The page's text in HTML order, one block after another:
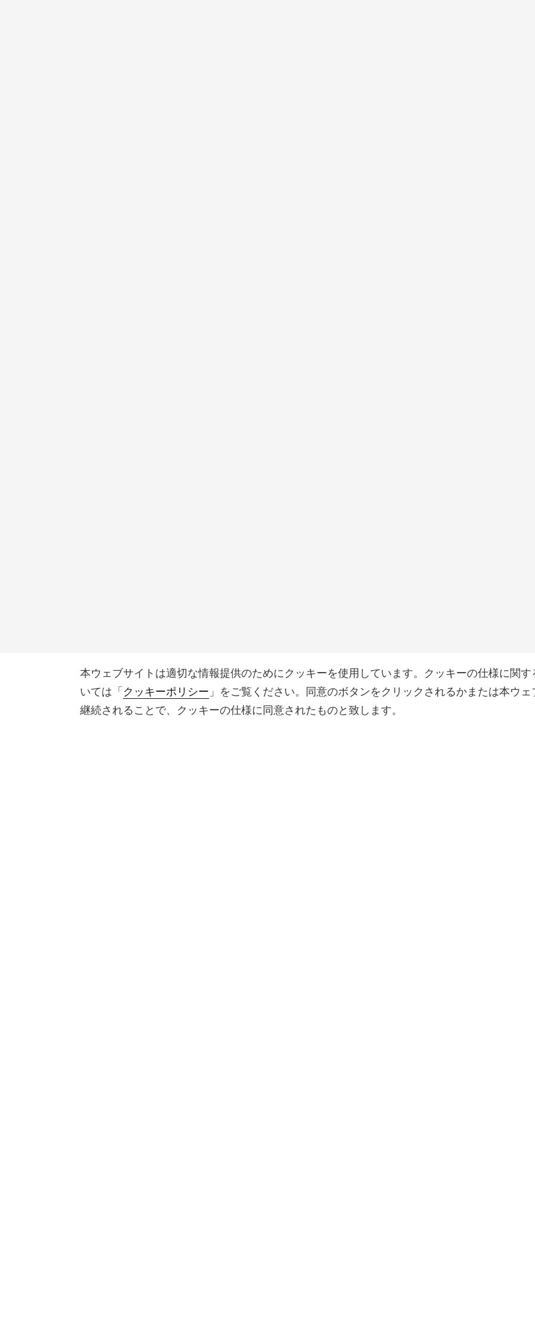
本ウェブサイトは適切な情報提供のためにクッキーを使用しています。クッキーの仕様に関
いては「 クッキーポリシー 」をご覧ください。同意のボタンをクリックされるかまたは本ウ
継続されることで、クッキーの仕様に同意されたものと致します。